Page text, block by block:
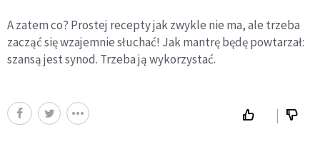
A zatem co? Prostej recepty jak zwykle nie ma, ale trzeba
zacząć się wzajemnie słuchać! Jak mantrę będę powtarzał:
szansą jest synod. Trzeba ją wykorzystać.